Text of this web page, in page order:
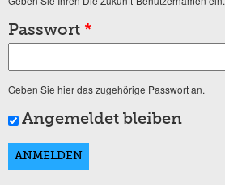
Passwort *
Geben Sie hier das zugehörige Passwort an.
Angemeldet bleiben